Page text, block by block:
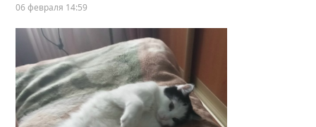
06 февраля 14:59